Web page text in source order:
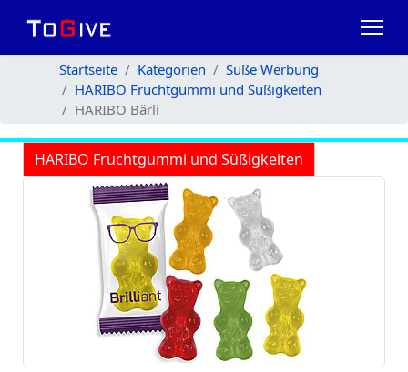
Startseite Kategorien
Süße Werbung
HARIBO Fruchtgummi und Süßigkeiten
HARIBO Bärli
HARIBO Fruchtgummi und Süßigkeiten